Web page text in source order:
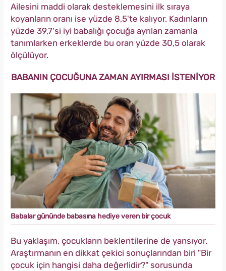
Ailesini maddi olarak desteklemesini ilk sıraya
koyanların oranı ise yüzde 8,5'te kalıyor. Kadınların
yüzde 39,7'si iyi babalığı çocuğa ayrılan zamanla
tanımlarken erkeklerde bu oran yüzde 30,5 olarak
ölçülüyor.
BABANIN ÇOCUĞUNA ZAMAN AYIRMASI İSTENİYOR
Babalar gününde babasına hediye veren bir çocuk
Bu yaklaşım, çocukların beklentilerine de yansıyor.
Araştırmanın en dikkat çekici sonuçlarından biri "Bir
çocuk için hangisi daha değerlidir?" sorusunda